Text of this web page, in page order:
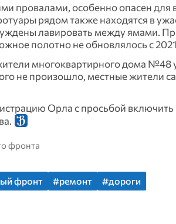
провалами, особенно опасен
рядом также находятся в
лавировать между ямами. При
полотно не обновлялось с 2021
многоквартирного дома №48
не произошло, местные жители
Орла с просьбой включить
фронта
фронт #ремонт #дороги